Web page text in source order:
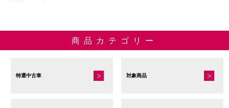
商品カテゴリー
特選中古車 対象商品